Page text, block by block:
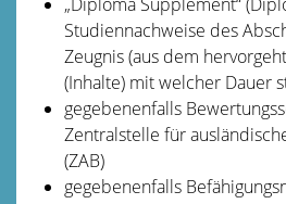
Studiennachweise des
Zeugnis (aus dem
(Inhalte) mit welcher Dauer
gegebenenfalls
Zentralstelle für
(ZAB)
gegebenenfalls